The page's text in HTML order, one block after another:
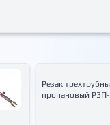
Резак
пропановый